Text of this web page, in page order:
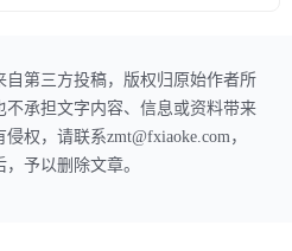
第三方投稿，版权归原始作者所
承担文字内容、信息或资料带来
权，请联系zmt@fxiaoke.com，
予以删除文章。